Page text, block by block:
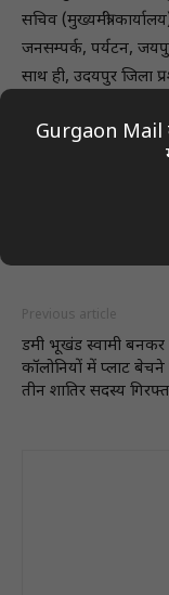
सचिव (मुख्यमंत्री
जनसम्पर्क, पर्यटन,
साथ ही, उदयपुर जिला
Previous article
डमी भूखंड स्वामी बनकर
कॉलोनियों में प्लाट
तीन शातिर सदस्य
Gurgaon Mail